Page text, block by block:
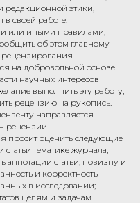
редакционной этики,
своей работе.
или иными правилами,
об этом главному
на добровольной основе.
научных интересов
выполнить эту работу,
рецензию на рукопись.
направляется
рецензии.
просит оценить следующие
статьи тематике журнала;
аннотации статьи; новизну и
и корректность
в исследовании;
целям и задачам